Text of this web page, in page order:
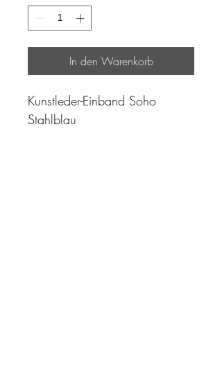
In den Warenkorb
Kunstleder-Einband Soho
Stahlblau